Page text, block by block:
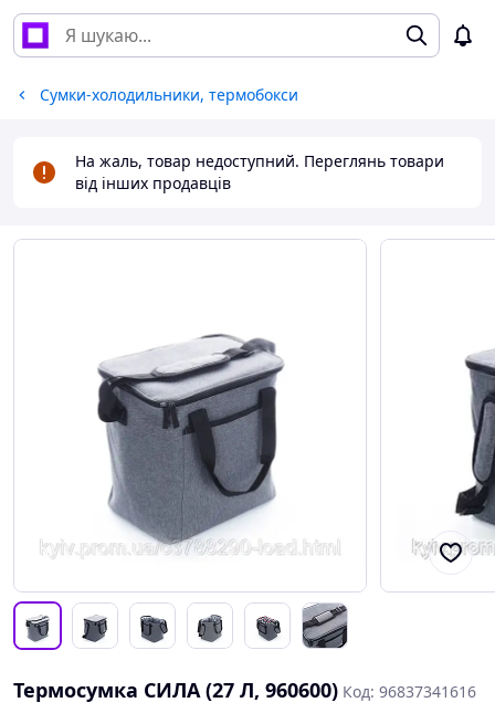
Сумки-холодильники, термобокси
На жаль, товар недоступний. Переглянь товари
від інших продавців
Термосумка СИЛА (27 Л, 960600) Код: 96837341616